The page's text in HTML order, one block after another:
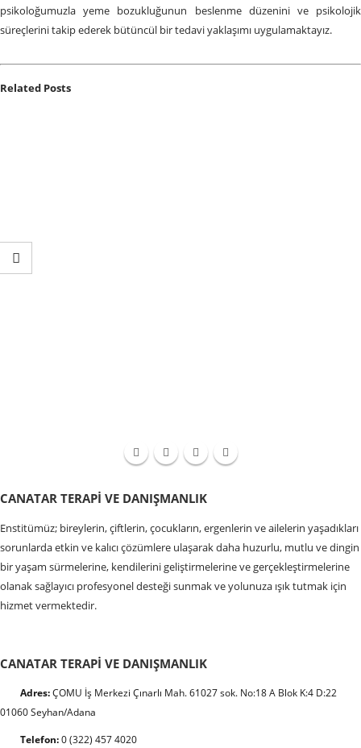
psikoloğumuzla yeme bozukluğunun beslenme düzenini ve psikolojik
süreçlerini takip ederek bütüncül bir tedavi yaklaşımı uygulamaktayız.
Related Posts
CANATAR TERAPI VE DANIŞMANLIK
Enstitümüz; bireylerin, çiftlerin, çocukların, ergenlerin ve ailelerin yaşadıkları
sorunlarda etkin ve kalıcı çözümlere ulaşarak daha huzurlu, mutlu ve dingin
bir yaşam sürmelerine, kendilerini geliştirmelerine ve gerçekleştirmelerine
olanak sağlayıcı profesyonel desteği sunmak ve yolunuza ışık tutmak için
hizmet vermektedir.
CANATAR TERAPI VE DANIŞMANLIK
Adres:ÇOMU İş Merkezi Çınarlı Mah. 61027 sok. No:18 A Blok K:4 D:22
01060 Seyhan/Adana
Telefon:0 (322) 457 4020